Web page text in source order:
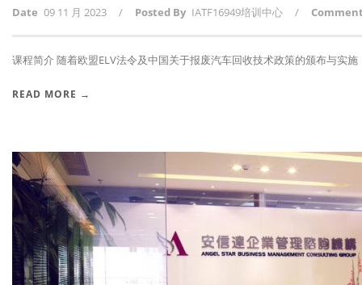
Date 09 11 月 2023 / Posted By IATF16949培训中心 /
课程简介 随着欧盟ELV法令及中国关于报废汽车回收技术政策的颁布与实施
READ MORE →